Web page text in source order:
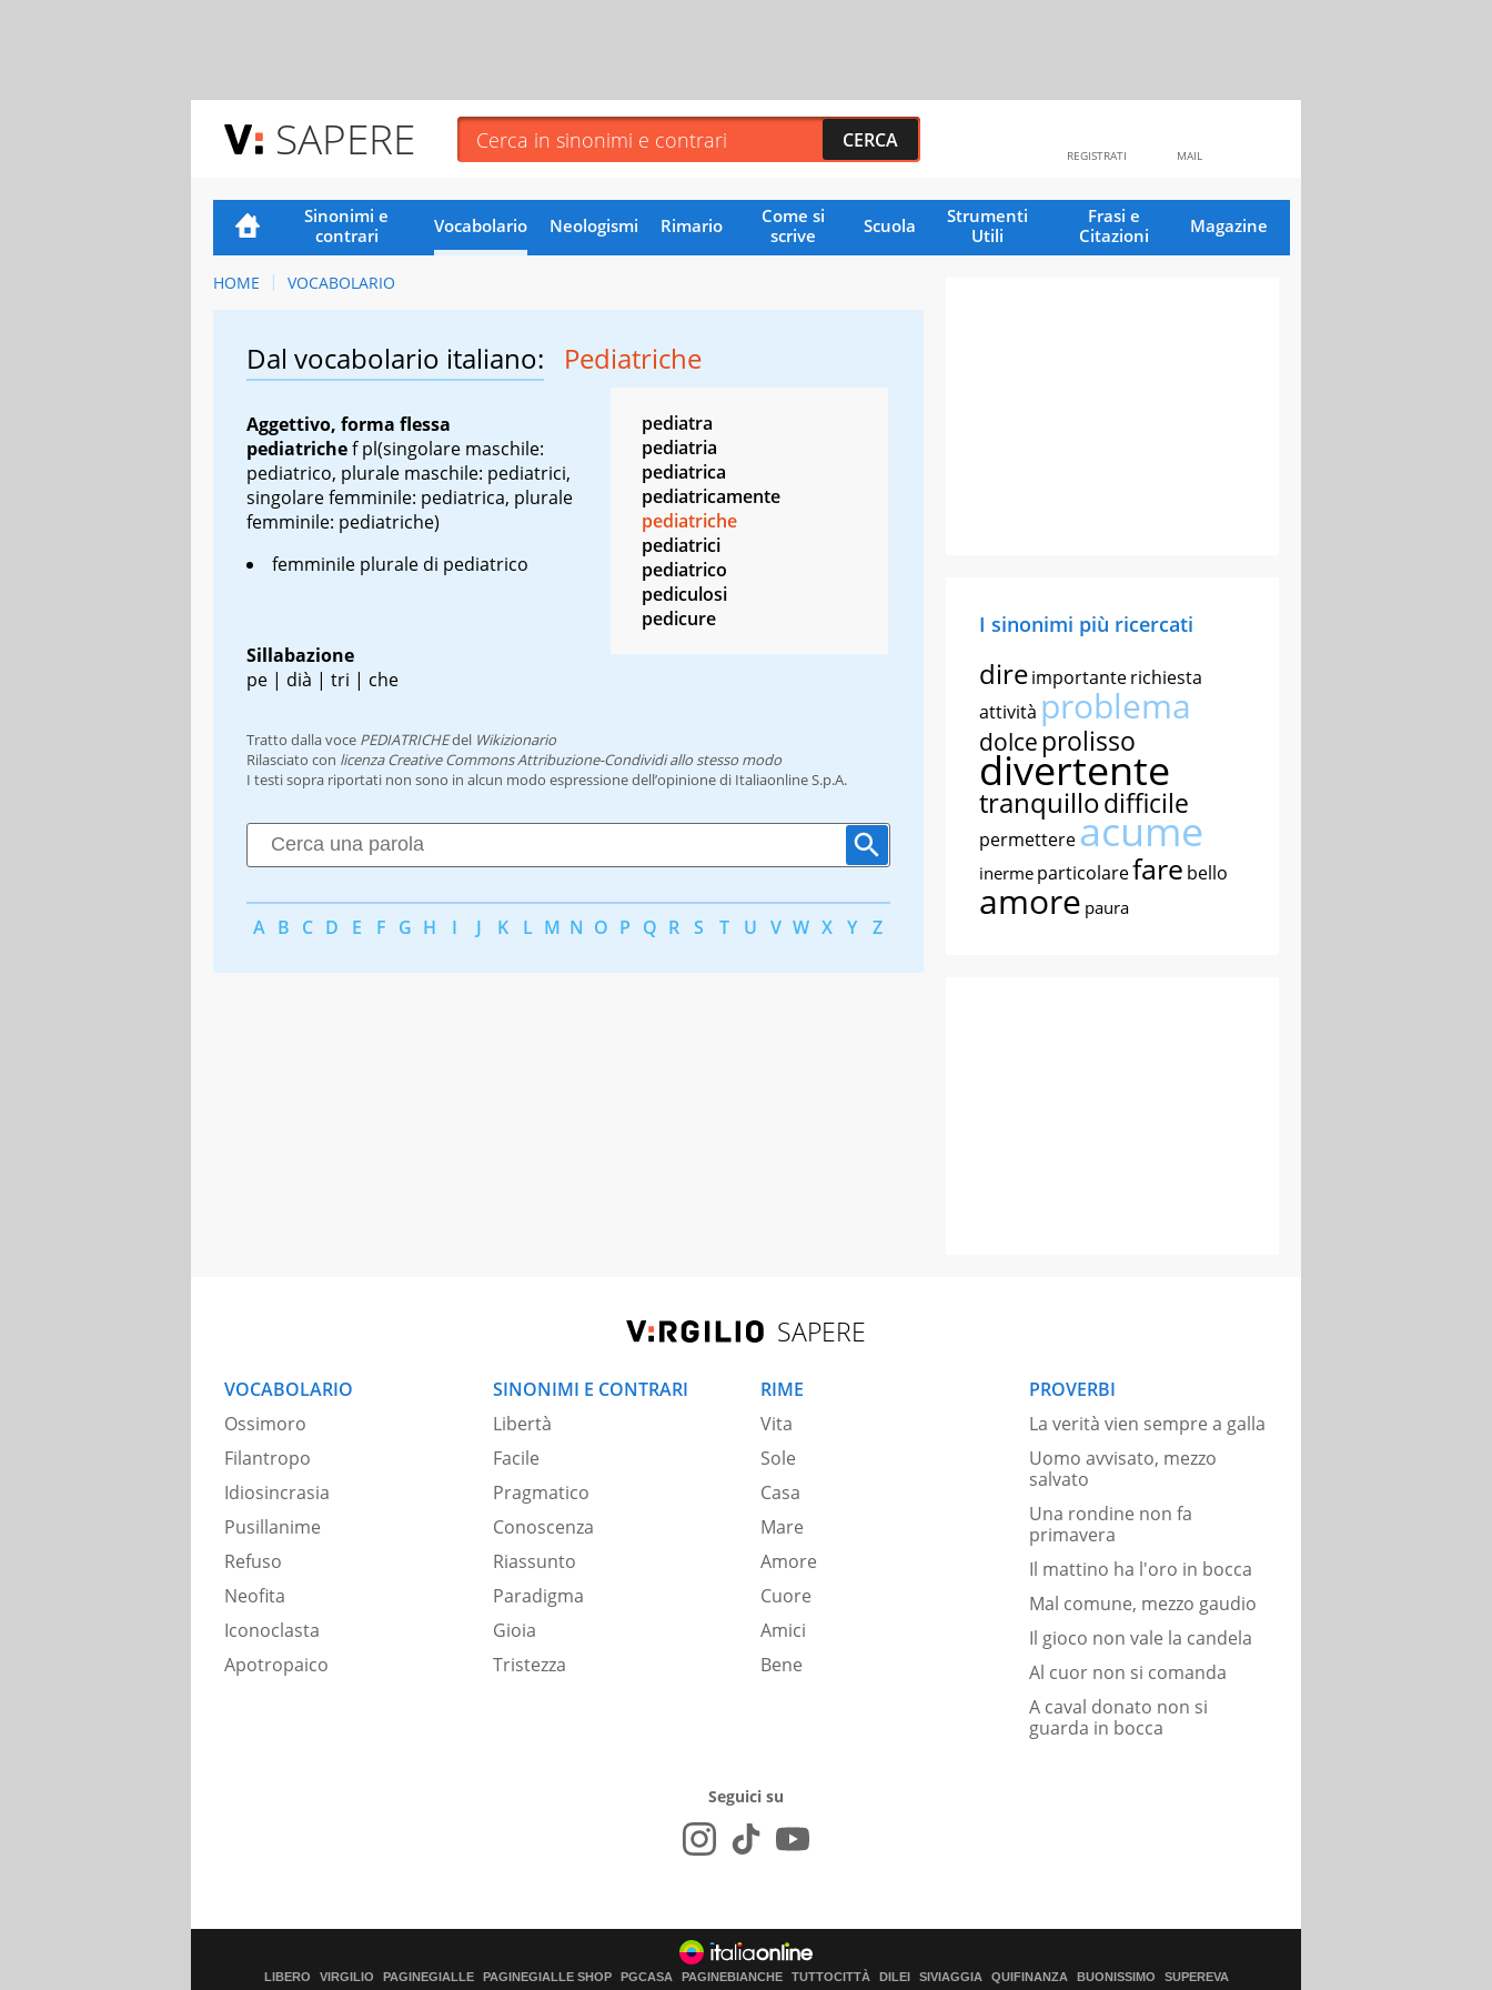
SAPERE MAIL
REGISTRATI
Sinonimi e
contrari
Vocabolario Neologismi Rimario
Come si
scrive
Scuola
Strumenti
Utili
Frasi e
Citazioni
Magazine
HOME VOCABOLARIO
Dal vocabolario italiano: Pediatriche
Aggettivo, forma flessa
pediatrichef pl(singolare maschile:
pediatrico, plurale maschile: pediatrici,
singolare femminile: pediatrica, plurale
femminile: pediatriche)
femminile plurale di pediatrico
Sillabazione
pe | dià | tri | che
pediatra
pediatria
pediatrica
pediatricamente
pediatriche
pediatrici
pediatrico
pediculosi
pedicure
Tratto dalla voce PEDIATRICHEdel Wikizionario
Rilasciato con licenza Creative Commons Attribuzione-Condividi allo stesso modo
I testi sopra riportati non sono in alcun modo espressione dell’opinione di Italiaonline S.p.A.
A B C D E F G H I J K L M N O P Q R S T U V W X Y Z
I sinonimi più ricercati
direimportanterichiesta
attività problema
dolce prolisso
divertente
tranquillodifficile
permettereacume
inerme particolarefare bello
amore paura
SAPERE
VOCABOLARIO
Ossimoro
Filantropo
Idiosincrasia
Pusillanime
Refuso
Neofita
Iconoclasta
Apotropaico
SINONIMI E CONTRARI
Libertà
Facile
Pragmatico
Conoscenza
Riassunto
Paradigma
Gioia
Tristezza
RIME
Vita
Sole
Casa
Mare
Amore
Cuore
Amici
Bene
PROVERBI
La verità vien sempre a galla
Uomo avvisato, mezzo
salvato
Una rondine non fa
primavera
Il mattino ha l'oro in bocca
Mal comune, mezzo gaudio
Il gioco non vale la candela
Al cuor non si comanda
A caval donato non si
guarda in bocca
Seguici su
LIBERO VIRGILIO PAGINEGIALLE PAGINEGIALLE SHOP PGCASA PAGINEBIANCHE TUTTOCITTÀ DILEI SIVIAGGIA QUIFINANZA BUONISSIMO SUPEREVA